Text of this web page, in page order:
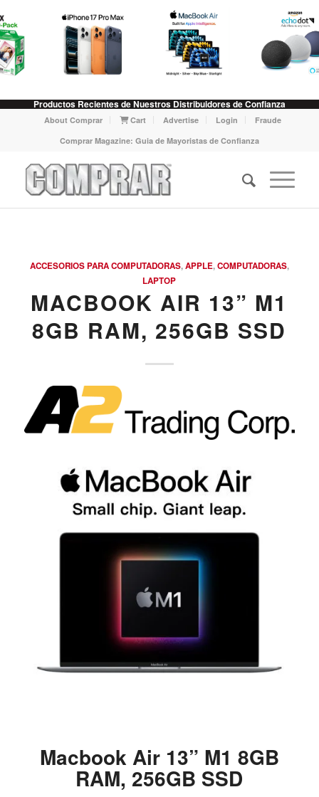
Productos Recientes de Nuestros Distribuidores de Confianza
About Comprar Cart Advertise Login
Fraude
Comprar Magazine: Guia de Mayoristas de Confianza
ACCESORIOS PARA COMPUTADORAS,APPLE,COMPUTADORAS,
LAPTOP
MACBOOK AIR 13” M1
8GB RAM, 256GB SSD
Macbook Air 13” M1 8GB
RAM, 256GB SSD